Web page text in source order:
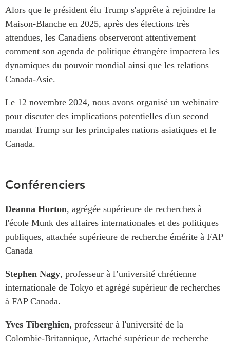
Centre sur les minéraux
critiques du Canada et de
l’Indo-Pacifique
Enjeux émergents
Missions commerciales
Le Partenariat APEC-
Canada pour la croissance
des entreprises
CanWIN
recherche
ABLAC
ABAC
APEC
PECC
CSCAP
Partenaires institutionnels
Pleins feux
NOTRE RÉSEAU DE
SITES WEB
Programme d’études Asie-
Projet APEC-Canada pour
l’expansion du partenariat
des entreprises
Alors que le président élu Trump s'apprête à rejoindre la
Maison-Blanche en 2025, après des élections très
attendues, les Canadiens observeront attentivement
comment son agenda de politique étrangère impactera les
dynamiques du pouvoir mondial ainsi que les relations
Canada-Asie.
Le 12 novembre 2024, nous avons organisé un webinaire
pour discuter des implications potentielles d'un second
mandat Trump sur les principales nations asiatiques et le
Canada.
Conférenciers
Deanna Horton, agrégée supérieure de recherches à
l'école Munk des affaires internationales et des politiques
publiques, attachée supérieure de recherche émérite à FAP
Canada
Stephen Nagy, professeur à l’université chrétienne
internationale de Tokyo et agrégé supérieur de recherches
à FAP Canada.
Yves Tiberghien, professeur à l'université de la
Colombie-Britannique, Attaché supérieur de recherche